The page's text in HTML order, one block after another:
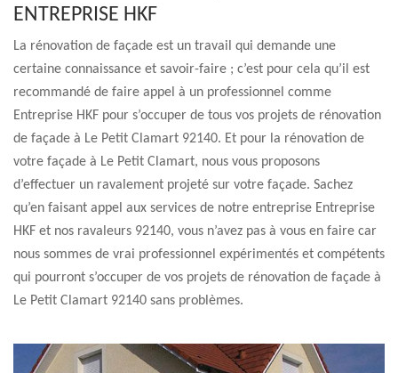
ENTREPRISE HKF
La rénovation de façade est un travail qui demande une
certaine connaissance et savoir-faire ; c’est pour cela qu’il est
recommandé de faire appel à un professionnel comme
Entreprise HKF pour s’occuper de tous vos projets de rénovation
de façade à Le Petit Clamart 92140. Et pour la rénovation de
votre façade à Le Petit Clamart, nous vous proposons
d’effectuer un ravalement projeté sur votre façade. Sachez
qu’en faisant appel aux services de notre entreprise Entreprise
HKF et nos ravaleurs 92140, vous n’avez pas à vous en faire car
nous sommes de vrai professionnel expérimentés et compétents
qui pourront s’occuper de vos projets de rénovation de façade à
Le Petit Clamart 92140 sans problèmes.